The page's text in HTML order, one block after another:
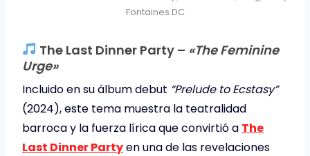
Fontaines DC
The Last Dinner Party – «The Feminine
Urge»
Incluido en su álbum debut “Prelude to Ecstasy”
(2024), este tema muestra la teatralidad
barroca y la fuerza lírica que convirtió a The
Last Dinner Partyen una de las revelaciones